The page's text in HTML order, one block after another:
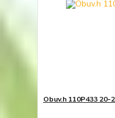
Obuv.h 110P433